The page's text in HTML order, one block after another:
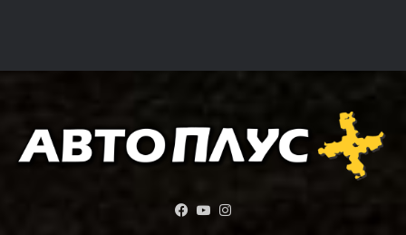
Facebook
YouTube